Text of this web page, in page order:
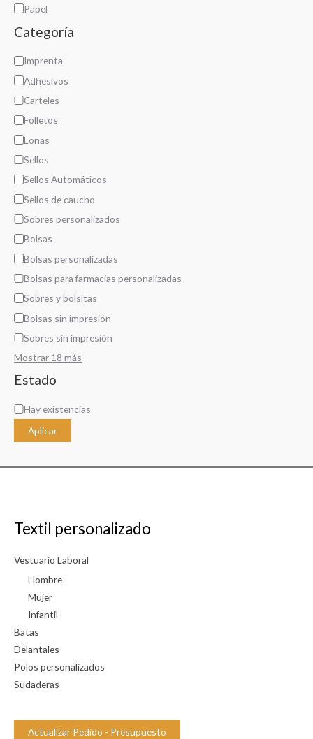
a
t
r
i
a
l
Papel
Categoría
C
a
t
e
g
o
r
í
Imprenta
Adhesivos
Carteles
Folletos
Lonas
Sellos
Sellos Automáticos
Sellos de caucho
Sobres personalizados
Bolsas
Bolsas personalizadas
Bolsas para farmacias personalizadas
Sobres y bolsitas
Bolsas sin impresión
Sobres sin impresión
Mostrar 18 más
Estado
D
s
p
i
i
a
d
Hay existencias
Aplicar
Textil personalizado
Vestuario Laboral
Hombre
Mujer
Infantil
Batas
Delantales
Polos personalizados
Sudaderas
Actualizar Pedido - Presupuesto